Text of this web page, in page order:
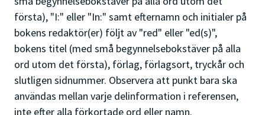
första), "I:" eller "In:" samt efternamn och initialer på
bokens redaktör(er) följt av "red" eller "ed(s)",
bokens titel (med små begynnelsebokstäver på alla
ord utom det första), förlag, förlagsort, tryckår och
slutligen sidnummer. Observera att punkt bara ska
användas mellan varje delinformation i referensen,
inte efter alla förkortade ord eller namn.